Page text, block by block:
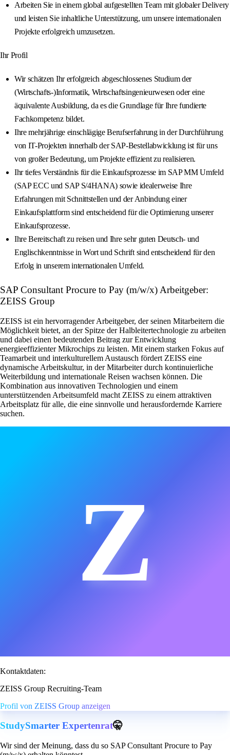
Arbeiten Sie in einem global aufgestellten Team mit globaler Delivery
und leisten Sie inhaltliche Unterstützung, um unsere internationalen
Projekte erfolgreich umzusetzen.
Ihr Profil
Wir schätzen Ihr erfolgreich abgeschlossenes Studium der
(Wirtschafts-)Informatik, Wirtschaftsingenieurwesen oder eine
äquivalente Ausbildung, da es die Grundlage für Ihre fundierte
Fachkompetenz bildet.
Ihre mehrjährige einschlägige Berufserfahrung in der Durchführung
von IT-Projekten innerhalb der SAP-Bestellabwicklung ist für uns
von großer Bedeutung, um Projekte effizient zu realisieren.
Ihr tiefes Verständnis für die Einkaufsprozesse im SAP MM Umfeld
(SAP ECC und SAP S/4HANA) sowie idealerweise Ihre
Erfahrungen mit Schnittstellen und der Anbindung einer
Einkaufsplattform sind entscheidend für die Optimierung unserer
Einkaufsprozesse.
Ihre Bereitschaft zu reisen und Ihre sehr guten Deutsch- und
Englischkenntnisse in Wort und Schrift sind entscheidend für den
Erfolg in unserem internationalen Umfeld.
SAP Consultant Procure to Pay (m/w/x) Arbeitgeber:
ZEISS Group
ZEISS ist ein hervorragender Arbeitgeber, der seinen Mitarbeitern die
Möglichkeit bietet, an der Spitze der Halbleitertechnologie zu arbeiten
und dabei einen bedeutenden Beitrag zur Entwicklung
energieeffizienter Mikrochips zu leisten. Mit einem starken Fokus auf
Teamarbeit und interkulturellem Austausch fördert ZEISS eine
dynamische Arbeitskultur, in der Mitarbeiter durch kontinuierliche
Weiterbildung und internationale Reisen wachsen können. Die
Kombination aus innovativen Technologien und einem
unterstützenden Arbeitsumfeld macht ZEISS zu einem attraktiven
Arbeitsplatz für alle, die eine sinnvolle und herausfordernde Karriere
suchen.
Z
Kontaktdaten:
ZEISS Group Recruiting-Team
Profil von ZEISS Group anzeigen
StudySmarter Expertenrat🤫
Wir sind der Meinung, dass du so SAP Consultant Procure to Pay